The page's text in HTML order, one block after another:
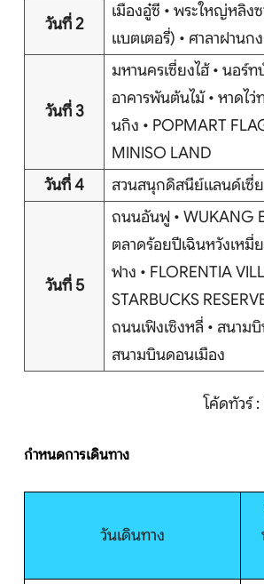
ทัวร์ต่างประเทศ
จัดกรุ๊ปต่างประเทศ
โปรไฟไหม้
ทัวร์ในประเทศ
จัดกรุ๊ปในประเทศ
เรือเจ้าพระยา
บริการอื่นๆ
วันที่ 2
เมืองอู๋ซี • พระใหญ่หลิง
แบตเตอรี่) • ศาลาฝานก
วันที่ 3
มหานครเซี่ยงไฮ้ • นอร์
อาคารพันต้นไม้ • หาดไว่
นกิง • POPMART
MINISO LAND
วันที่ 4
สวนสนุกดิสนีย์แลนด์เซี่ย
วันที่ 5
ถนนอันฟู • WUKANG
ตลาดร้อยปีเฉินหวังเหมี่
ฟาง • FLORENTIA
STARBUCKS
ถนนเฟิงเซิงหลี่ • สนาม
สนามบินดอนเมือง
โค้ดทัวร์
กำหนดการเดินทาง
วันเดินทาง